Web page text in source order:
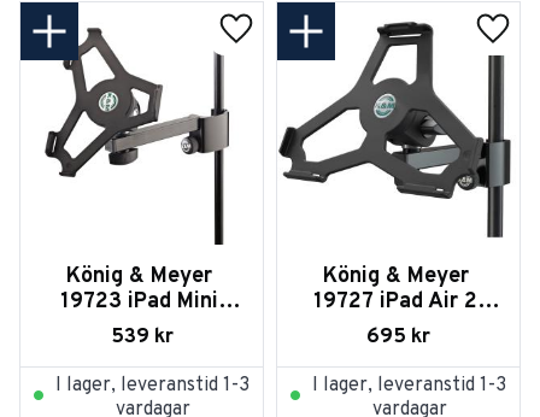
König & Meyer
19723 iPad Mini
Holder - Black
539 kr
Lägg till i favoriter
I lager, leveranstid 1-3
vardagar
König & Meyer
19727 iPad Air 2
Holder
695 kr
I lager, leveranstid 1-3
vardagar